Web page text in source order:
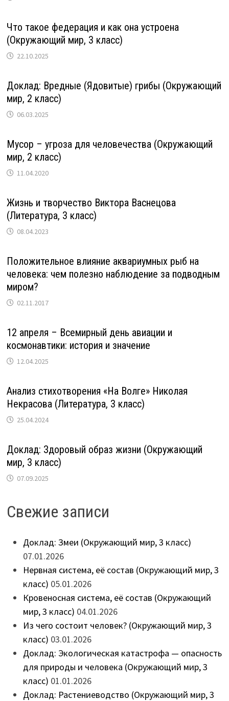
Что такое федерация и как она устроена
(Окружающий мир, 3 класс)
22.10.2025
Доклад: Вредные (Ядовитые) грибы (Окружающий
мир, 2 класс)
06.03.2025
Мусор – угроза для человечества (Окружающий
мир, 2 класс)
11.04.2020
Жизнь и творчество Виктора Васнецова
(Литература, 3 класс)
08.04.2023
Положительное влияние аквариумных рыб на
человека: чем полезно наблюдение за подводным
миром?
02.11.2017
12 апреля – Всемирный день авиации и
космонавтики: история и значение
12.04.2025
Анализ стихотворения «На Волге» Николая
Некрасова (Литература, 3 класс)
25.04.2024
Доклад: Здоровый образ жизни (Окружающий
мир, 3 класс)
07.09.2025
Свежие записи
Доклад: Змеи (Окружающий мир, 3 класс)
07.01.2026
Нервная система, её состав (Окружающий мир, 3
класс) 05.01.2026
Кровеносная система, её состав (Окружающий
мир, 3 класс) 04.01.2026
Из чего состоит человек? (Окружающий мир, 3
класс) 03.01.2026
Доклад: Экологическая катастрофа — опасность
для природы и человека (Окружающий мир, 3
класс) 01.01.2026
Доклад: Растениеводство (Окружающий мир, 3